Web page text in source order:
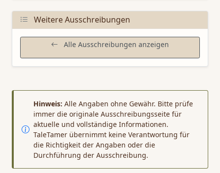
Weitere Ausschreibungen
Alle Ausschreibungen anzeigen
Hinweis: Alle Angaben ohne Gewähr. Bitte prüfe
immer die originale Ausschreibungsseite für
aktuelle und vollständige Informationen.
TaleTamer übernimmt keine Verantwortung für
die Richtigkeit der Angaben oder die
Durchführung der Ausschreibung.